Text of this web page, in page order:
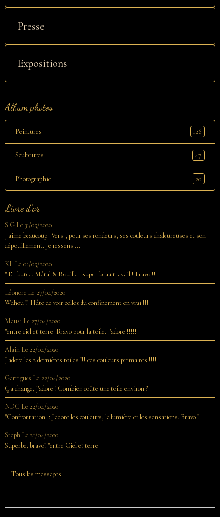
Presse
Expositions
Album photos
Peintures 126
Sculptures 47
Photographie 20
Livre d'or
S G Le 31/05/2020
J'aime beaucoup "Vers", pour ses rondeurs, ses couleurs chaleureuses et son
dépouillement. Je ressens ...
KL Le 05/05/2020
" En butée: Métal & Rouille " super beau travail ! Bravo !!
Léonore Le 27/04/2020
Wahou !! Hâte de voir celles du confinement en vrai !!!
Mausi Le 27/04/2020
"entre ciel et terre" Bravo pour la toile. J'adore !!!!!
Alain Le 22/04/2020
J'adore les 2 dernières toiles !!! ces couleurs primaires !!!!
Garrigues Le 22/04/2020
Ça change, j'adore ! Combien coûte une toile environ ?
NDG Le 22/04/2020
"Confrontation" : J'adore les couleurs, la lumière et les sensations. Bravo !
Steph Le 21/04/2020
Superbe, bravo! "entre Ciel et terre"
Tous les messages